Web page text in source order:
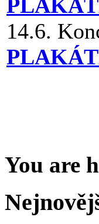
14.6.
You are